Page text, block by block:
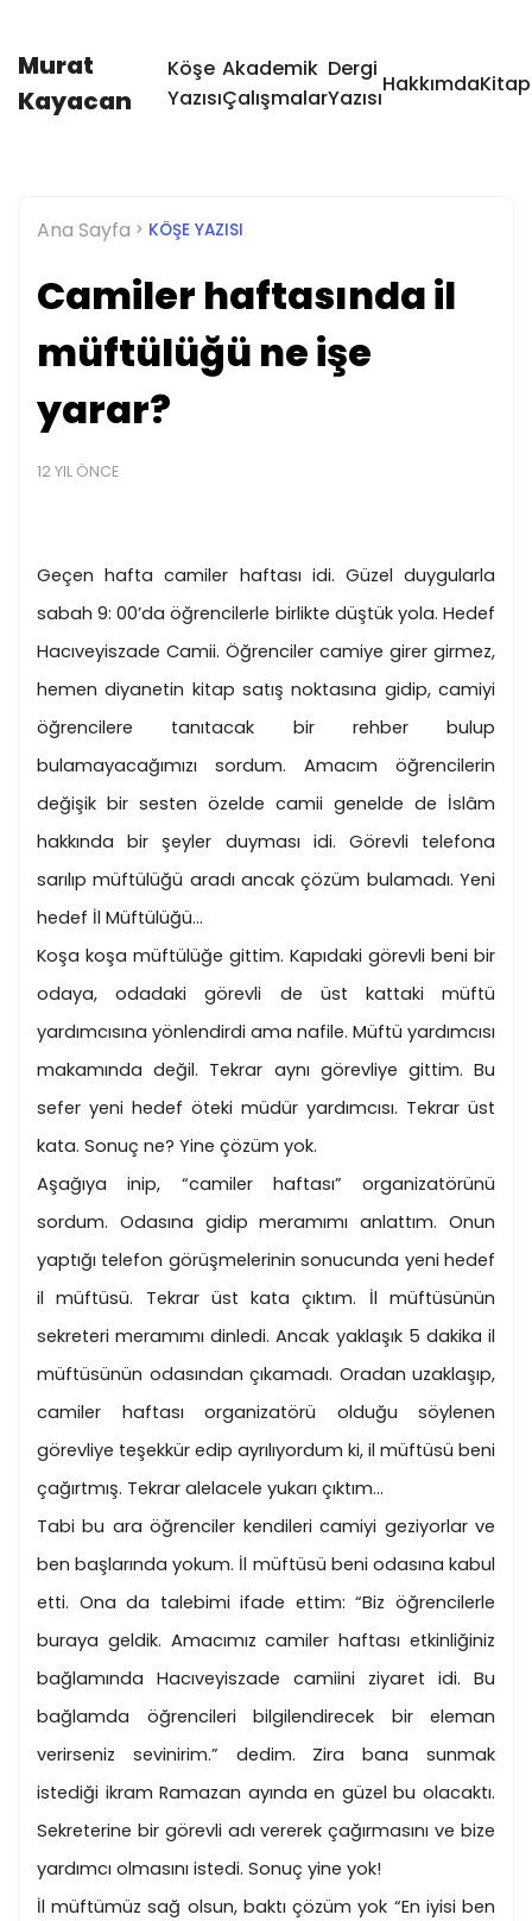
Murat
Kayacan
Köşe
Yazısı
Akademik
Çalışmalar
Dergi
Yazısı
HakkımdaKitap
Ana Sayfa KÖŞE YAZISI
Camiler haftasında il
müftülüğü ne işe
yarar?
12 YIL ÖNCE
Geçen hafta camiler haftası idi. Güzel duygularla
sabah 9: 00’da öğrencilerle birlikte düştük yola. Hedef
Hacıveyiszade Camii. Öğrenciler camiye girer girmez,
hemen diyanetin kitap satış noktasına gidip, camiyi
öğrencilere tanıtacak bir rehber bulup
bulamayacağımızı sordum. Amacım öğrencilerin
değişik bir sesten özelde camii genelde de İslâm
hakkında bir şeyler duyması idi. Görevli telefona
sarılıp müftülüğü aradı ancak çözüm bulamadı. Yeni
hedef İl Müftülüğü…
Koşa koşa müftülüğe gittim. Kapıdaki görevli beni bir
odaya, odadaki görevli de üst kattaki müftü
yardımcısına yönlendirdi ama nafile. Müftü yardımcısı
makamında değil. Tekrar aynı görevliye gittim. Bu
sefer yeni hedef öteki müdür yardımcısı. Tekrar üst
kata. Sonuç ne? Yine çözüm yok.
Aşağıya inip, “camiler haftası” organizatörünü
sordum. Odasına gidip meramımı anlattım. Onun
yaptığı telefon görüşmelerinin sonucunda yeni hedef
il müftüsü. Tekrar üst kata çıktım. İl müftüsünün
sekreteri meramımı dinledi. Ancak yaklaşık 5 dakika il
müftüsünün odasından çıkamadı. Oradan uzaklaşıp,
camiler haftası organizatörü olduğu söylenen
görevliye teşekkür edip ayrılıyordum ki, il müftüsü beni
çağırtmış. Tekrar alelacele yukarı çıktım…
Tabi bu ara öğrenciler kendileri camiyi geziyorlar ve
ben başlarında yokum. İl müftüsü beni odasına kabul
etti. Ona da talebimi ifade ettim: “Biz öğrencilerle
buraya geldik. Amacımız camiler haftası etkinliğiniz
bağlamında Hacıveyiszade camiini ziyaret idi. Bu
bağlamda öğrencileri bilgilendirecek bir eleman
verirseniz sevinirim.” dedim. Zira bana sunmak
istediği ikram Ramazan ayında en güzel bu olacaktı.
Sekreterine bir görevli adı vererek çağırmasını ve bize
yardımcı olmasını istedi. Sonuç yine yok!
İl müftümüz sağ olsun, baktı çözüm yok “En iyisi ben